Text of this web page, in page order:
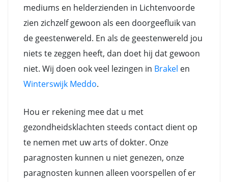
mediums en helderzienden in Lichtenvoorde
zien zichzelf gewoon als een doorgeefluik van
de geestenwereld. En als de geestenwereld jou
niets te zeggen heeft, dan doet hij dat gewoon
niet. Wij doen ook veel lezingen in Brakel en
Winterswijk Meddo.
Hou er rekening mee dat u met
gezondheidsklachten steeds contact dient op
te nemen met uw arts of dokter. Onze
paragnosten kunnen u niet genezen, onze
paragnosten kunnen alleen voorspellen of er